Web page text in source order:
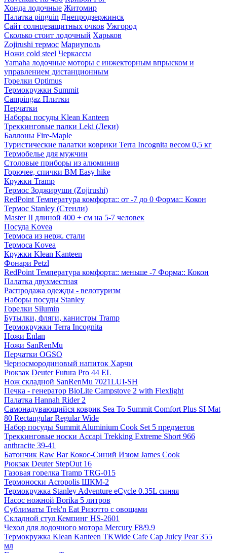
Хонда лодочные Житомир
Палатка pinguin Днепродзержинск
Сайт солнцезащитных очков Ужгород
Сколько стоит лодочный Харьков
Zojirushi термос Мариуполь
Ножи cold steel Черкассы
Yamaha лодочные моторы с инжекторным впрыском и
управлением дистанционным
Горелки Optimus
Термокружки Summit
Campingaz Плитки
Перчатки
Наборы посуды Klean Kanteen
Треккинговые палки Leki (Леки)
Баллоны Fire-Maple
Туристические палатки коврики Terra Incognita весом 0,5 кг
Термобелье для мужчин
Столовые приборы из алюминия
Горючее, спички BM Easy hike
Кружки Tramp
Термос Зоджируши (Zojirushi)
RedPoint Температура комфорта:: от -7 до 0 Форма:: Кокон
Термос Stanley (Стенли)
Master II длиной 400 + см на 5-7 человек
Посуда Kovea
Термоса из нерж. стали
Термоса Kovea
Кружки Klean Kanteen
Фонари Petzl
RedPoint Температура комфорта:: меньше -7 Форма:: Кокон
Палатка двухместная
Распродажа одежды - велотуризм
Наборы посуды Stanley
Горелки Silumin
Бутылки, фляги, канистры Tramp
Термокружки Terra Incognita
Ножи Enlan
Ножи SanRenMu
Перчатки OGSO
Черносмородиновый напиток Харчи
Рюкзак Deuter Futura Pro 44 EL
Нож складной SanRenMu 7021LUI-SH
Печка - генератор BioLite Campstove 2 with Flexlight
Палатка Hannah Rider 2
Самонадувающийся коврик Sea To Summit Comfort Plus SI Mat
80 Rectangular Regular Wide
Набор посуды Summit Aluminium Cook Set 5 предметов
Треккинговые носки Accapi Trekking Extreme Short 966
anthracite 39-41
Батончик Raw Bar Кокос-Синий Изюм James Cook
Рюкзак Deuter StepOut 16
Газовая горелка Tramp TRG-015
Термоноски Acropolis ШКМ-2
Термокружка Stanley Adventure eCycle 0.35L синяя
Насос ножной Borika 5 литров
Сублиматы Trek'n Eat Ризотто с овощами
Складной стул Кемпинг HS-2601
Чехол для лодочного мотора Mercury F8/9.9
Термокружка Klean Kanteen TKWide Cafe Cap Juicy Pear 355
мл